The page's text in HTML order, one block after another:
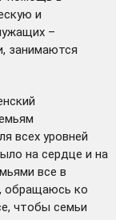
и
–
занимаются
всех уровней
на сердце и на
все в
обращаюсь ко
чтобы семьи